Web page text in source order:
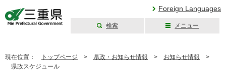
Foreign Languages
検索 メニュー
現在位置： トップページ > 県政・お知らせ情報 > お知らせ情報 >
県政スケジュール